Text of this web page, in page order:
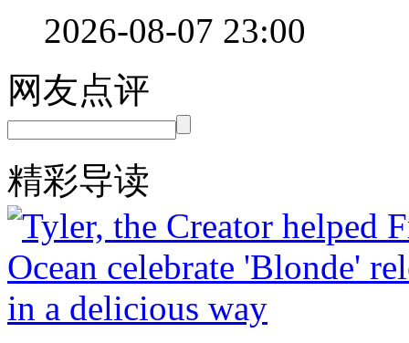
2026-08-07 23:00
网友点评
精彩导读